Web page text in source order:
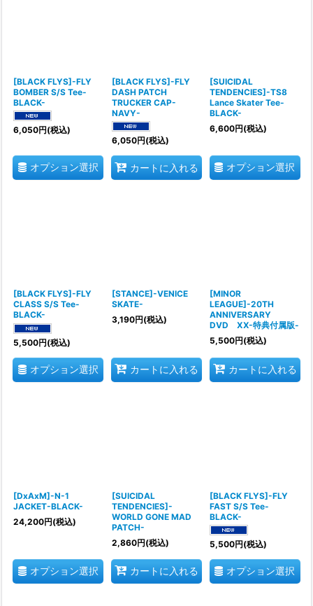
[BLACK FLYS]-FLY
BOMBER S/S Tee-
BLACK-
6,050円(税込)
オプション選択
[BLACK FLYS]-FLY
DASH PATCH
TRUCKER CAP-
NAVY-
6,050円(税込)
カートに入れる
[SUICIDAL
TENDENCIES]-TS8
Lance Skater Tee-
BLACK-
6,600円(税込)
オプション選択
[BLACK FLYS]-FLY
CLASS S/S Tee-
BLACK-
5,500円(税込)
オプション選択
[STANCE]-VENICE
SKATE-
3,190円(税込)
カートに入れる
[MINOR
LEAGUE]-20TH
ANNIVERSARY
DVD XX-特典付属版-
5,500円(税込)
カートに入れる
[DxAxM]-N-1
JACKET-BLACK-
24,200円(税込)
オプション選択
[SUICIDAL
TENDENCIES]-
WORLD GONE MAD
PATCH-
2,860円(税込)
カートに入れる
[BLACK FLYS]-FLY
FAST S/S Tee-
BLACK-
5,500円(税込)
オプション選択